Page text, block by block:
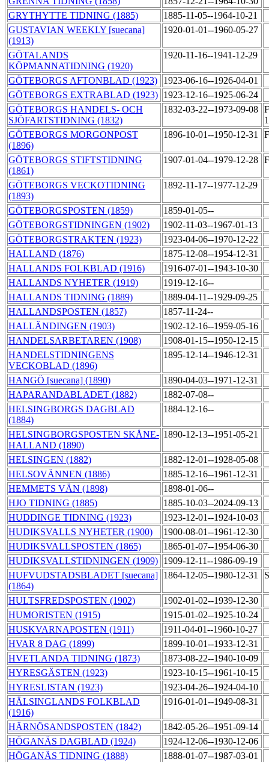
GRYTHYTTE TIDNING (1885)
1885-11-05--1964-10-21
GUSTAVIAN WEEKLY [suecana]
(1913)
1920-01-01--1960-05-27
GÖTALANDS
KÖPMANNATIDNING (1920)
1920-11-16--1941-12-29
GÖTEBORGS AFTONBLAD (1923)
1923-06-16--1926-04-01
GÖTEBORGS EXTRABLAD (1923) 1923-12-16--1925-06-24
GÖTEBORGS HANDELS- OCH
SJÖFARTSTIDNING (1832)
1832-03-22--1973-09-08
GÖTEBORGS MORGONPOST
(1896)
1896-10-01--1950-12-31
GÖTEBORGS STIFTSTIDNING
(1861)
1907-01-04--1979-12-28
GÖTEBORGS VECKOTIDNING
(1893)
1892-11-17--1977-12-29
GÖTEBORGSPOSTEN (1859)
1859-01-05--
GÖTEBORGSTIDNINGEN (1902)
1902-11-03--1967-01-13
GÖTEBORGSTRAKTEN (1923)
1923-04-06--1970-12-22
HALLAND (1876)
1875-12-08--1954-12-31
HALLANDS FOLKBLAD (1916)
1916-07-01--1943-10-30
HALLANDS NYHETER (1919)
1919-12-16--
HALLANDS TIDNING (1889)
1889-04-11--1929-09-25
HALLANDSPOSTEN (1857)
1857-11-24--
HALLÄNDINGEN (1903)
1902-12-16--1959-05-16
HANDELSARBETAREN (1908)
1908-01-15--1950-12-15
HANDELSTIDNINGENS
VECKOBLAD (1896)
1895-12-14--1946-12-31
HANGÖ [suecana] (1890)
1890-04-03--1971-12-31
HAPARANDABLADET (1882)
1882-07-08--
HELSINGBORGS DAGBLAD
(1884)
1884-12-16--
HELSINGBORGSPOSTEN SKÅNE-
HALLAND (1890)
1890-12-13--1951-05-21
HELSINGEN (1882)
1882-12-01--1928-05-08
HELSOVÄNNEN (1886)
1885-12-16--1961-12-31
HEMMETS VÄN (1898)
1898-01-06--
HJO TIDNING (1885)
1885-10-03--2024-09-13
HUDDINGE TIDNING (1923)
1923-12-01--1924-10-03
HUDIKSVALLS NYHETER (1900)
1900-08-01--1961-12-30
HUDIKSVALLSPOSTEN (1865)
1865-01-07--1954-06-30
HUDIKSVALLSTIDNINGEN (1909) 1909-12-11--1986-09-19
HUFVUDSTADSBLADET [suecana]
(1864)
1864-12-05--1980-12-31
HULTSFREDSPOSTEN (1902)
1902-01-02--1939-12-30
HUMORISTEN (1915)
1915-01-02--1925-10-24
HUSKVARNAPOSTEN (1911)
1911-04-01--1960-10-27
HVAR 8 DAG (1899)
1899-10-01--1933-12-31
HVETLANDA TIDNING (1873)
1873-08-22--1940-10-09
HYRESGÄSTEN (1923)
1923-10-15--1961-10-15
HYRESLISTAN (1923)
1923-04-26--1924-04-10
HÄLSINGLANDS FOLKBLAD
(1916)
1916-01-01--1949-08-31
HÄRNÖSANDSPOSTEN (1842)
1842-05-26--1951-09-14
HÖGANÄS DAGBLAD (1924)
1924-12-06--1930-12-06
HÖGANÄS TIDNING (1888)
1888-01-07--1987-03-01